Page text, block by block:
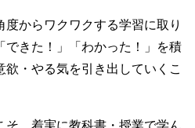
度からワクワクする学習に取り
できた！」「わかった！」を積
・やる気を引き出していくこ